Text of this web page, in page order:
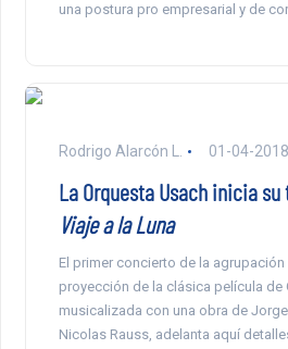
una postura pro empresarial y de
Rodrigo Alarcón L. 01-04-2018
La Orquesta Usach inicia
Viaje a la Luna
El primer concierto de la
proyección de la clásica película de
musicalizada con una obra de
Nicolas Rauss, adelanta aquí